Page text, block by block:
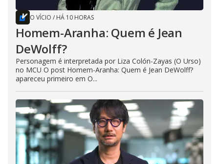
O VÍCIO / HÁ 10 HORAS
Homem-Aranha: Quem é Jean
DeWolff?
Personagem é interpretada por Liza Colón-Zayas (O Urso)
no MCU O post Homem-Aranha: Quem é Jean DeWolff?
apareceu primeiro em O...